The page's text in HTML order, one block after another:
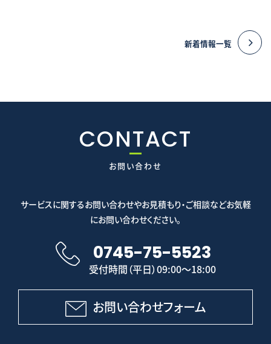
新着情報一覧
CONTACT
お問い合わせ
サービスに関するお問い合わせやお見積もり・ご相談などお気軽
にお問い合わせください。
0745-75-5523
受付時間（平日）09:00～18:00
お問い合わせフォーム